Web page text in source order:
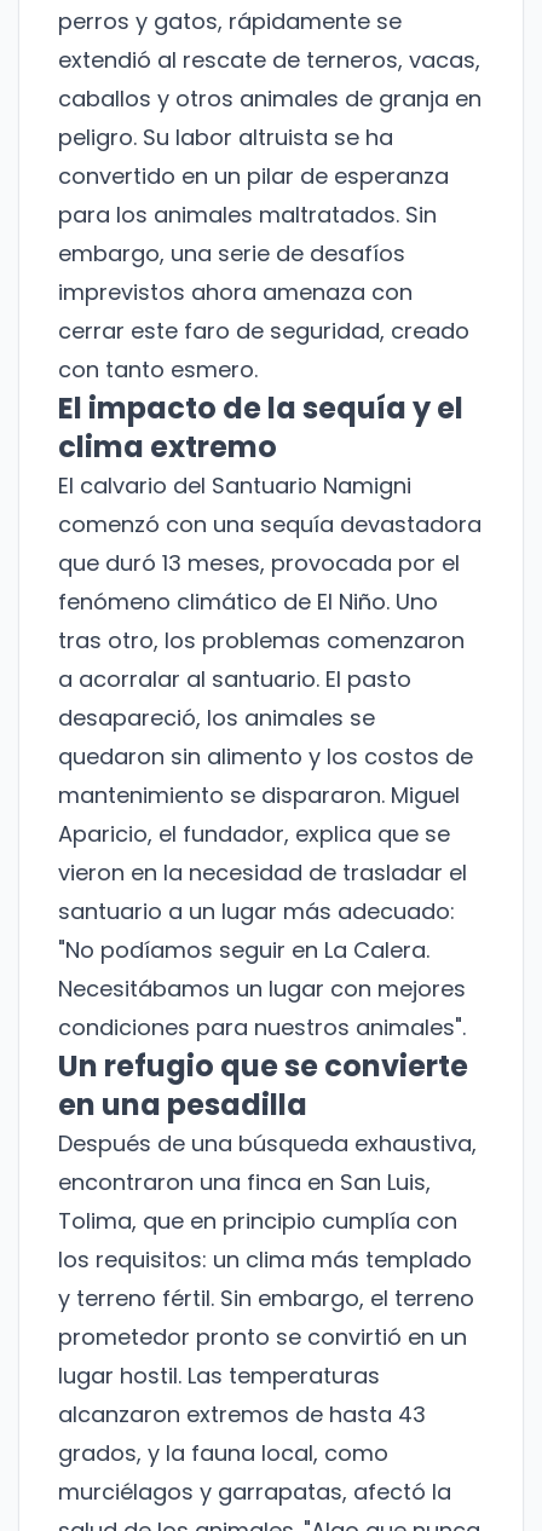
perros y gatos, rápidamente se
extendió al rescate de terneros, vacas,
caballos y otros animales de granja en
peligro. Su labor altruista se ha
convertido en un pilar de esperanza
para los animales maltratados. Sin
embargo, una serie de desafíos
imprevistos ahora amenaza con
cerrar este faro de seguridad, creado
con tanto esmero.
El impacto de la sequía y el
clima extremo
El calvario del Santuario Namigni
comenzó con una sequía devastadora
que duró 13 meses, provocada por el
fenómeno climático de El Niño. Uno
tras otro, los problemas comenzaron
a acorralar al santuario. El pasto
desapareció, los animales se
quedaron sin alimento y los costos de
mantenimiento se dispararon. Miguel
Aparicio, el fundador, explica que se
vieron en la necesidad de trasladar el
santuario a un lugar más adecuado:
"No podíamos seguir en La Calera.
Necesitábamos un lugar con mejores
condiciones para nuestros animales".
Un refugio que se convierte
en una pesadilla
Después de una búsqueda exhaustiva,
encontraron una finca en San Luis,
Tolima, que en principio cumplía con
los requisitos: un clima más templado
y terreno fértil. Sin embargo, el terreno
prometedor pronto se convirtió en un
lugar hostil. Las temperaturas
alcanzaron extremos de hasta 43
grados, y la fauna local, como
murciélagos y garrapatas, afectó la